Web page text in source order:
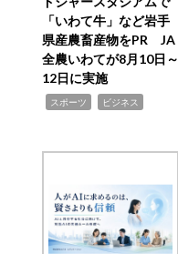
「いわて牛」など岩手
県産農畜産物をPR JA
全農いわてが8月10日～
12日に実施
スポーツ ビジネス